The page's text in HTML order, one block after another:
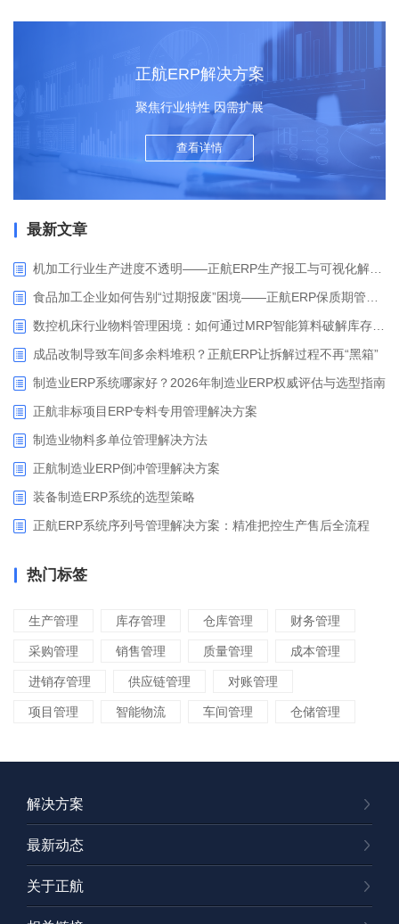
正航ERP解决方案
聚焦行业特性 因需扩展
查看详情
最新文章
成品改制导致车间多余料堆积？正航ERP让拆解过程不再“黑箱”
制造业ERP系统哪家好？2026年制造业ERP权威评估与选型指南
正航非标项目ERP专料专用管理解决方案
制造业物料多单位管理解决方法
正航制造业ERP倒冲管理解决方案
装备制造ERP系统的选型策略
正航ERP系统序列号管理解决方案：精准把控生产售后全流程
热门标签
生产管理 库存管理 仓库管理 财务管理
采购管理 销售管理 质量管理 成本管理
进销存管理 供应链管理 对账管理
项目管理 智能物流 车间管理 仓储管理
解决方案
最新动态
关于正航